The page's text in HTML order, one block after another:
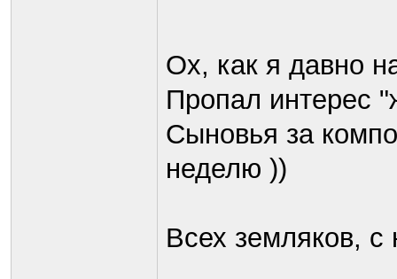
Ох, как я давно
Пропал интерес
Сыновья за
неделю ))
Всех земляков,